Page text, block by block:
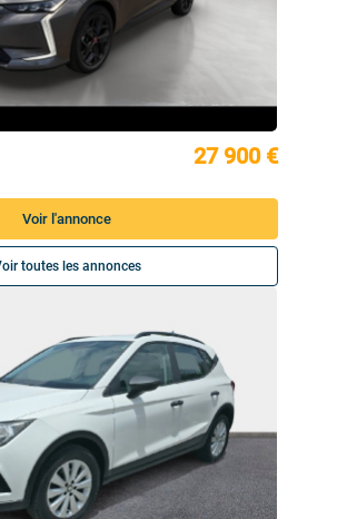
27 900 €
Voir l'annonce
toutes les annonces